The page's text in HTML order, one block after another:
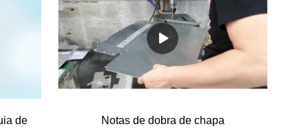
de Notas de dobra de chapa